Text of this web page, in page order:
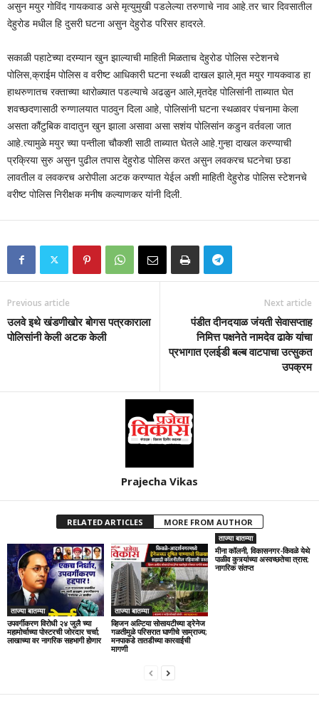
असुन मयुर गोविंद गायकवाड असे मृत्युमुखी पडलेल्या तरुणाचे नाव आहे.तर चार दिवसातील
देहुरोड मधील हि दुसरी घटना असुन देहुरोड परिसर हादरले.
सकाळी पहाटेच्या दरम्यान खुन झाल्याची माहिती मिळताच देहुरोड पोलिस स्टेशनचे
पोलिस,क्राईम पोलिस व वरीष्ट आधिकारी घटना स्थळी दाखल झाले,मृत मयुर गायकवाड हा
हाथरुणातच रक्ताच्या थारोळ्यात पडल्याचे अढळुन आले,मृतदेह पोलिसांनी ताब्यात घेत
शवच्छदणासाठी रुग्णालयात पाठवुन दिला आहे, पोलिसांनी घटना स्थळावर पंचनामा केला
असता कौंटुबिक वादातुन खुन झाला असावा असा सशंय पोलिसांन कडुन वर्तवला जात
आहे.त्यामुळे मयुर च्या पन्तीला चौकशी साठी ताब्यात घेतले आहे.गुन्हा दाखल करण्याची
प्रक्रिया सुरु असुन पुढील तपास देहुरोड पोलिस करत असुन लवकरच घटनेचा छडा
लावतील व लवकरच अरोपीला अटक करण्यात येईल अशी माहिती देहुरोड पोलिस स्टेशनचे
वरीष्ट पोलिस निरीक्षक मनीष कल्याणकर यांनी दिली.
Previous article
उलवे इथे खंडणीखोर बोगस पत्रकाराला
पोलिसांनी केली अटक केली
Next article
पंडीत दीनदयाळ जंयती सेवासप्ताह
निमित्त पक्षनेते नामदेव ढाके यांचा
प्रभागात एलईडी बल्ब वाटपाचा उत्सुकत
उपक्रम
Prajecha Vikas
RELATED ARTICLES MORE FROM AUTHOR
ताज्या बातम्या
उपवर्गीकरण विरोधी २४ जुलै च्या
महामोर्चाच्या पोस्टरची जोरदार चर्चा;
लाखाच्या वर नागरिक सहभागी होणार
ताज्या बातम्या
व्हिजन अल्टिया सोसायटीच्या ड्रेनेज
गळतीमुळे परिसरात घाणीचे साम्राज्य;
मनपाकडे तातडीच्या कारवाईची
मागणी
ताज्या बातम्या
मीना कॉलनी, विकासनगर-किवळे येथे
पाळीव कुत्र्यांच्या अस्वच्छतेचा त्रास;
नागरिक संतप्त